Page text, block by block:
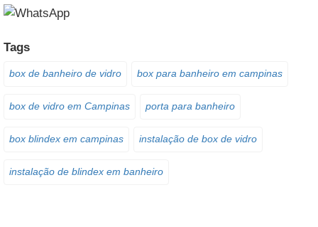
Tags
box de banheiro de vidro box para banheiro em campinas
box de vidro em Campinas porta para banheiro
box blindex em campinas instalação de box de vidro
instalação de blindex em banheiro